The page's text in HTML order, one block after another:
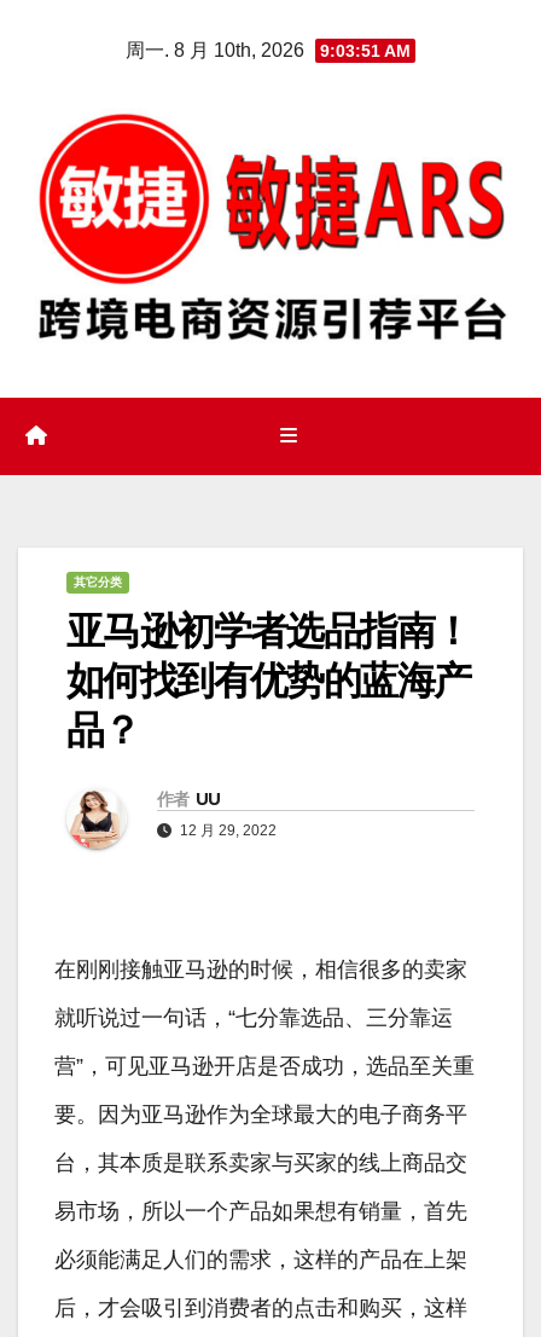
周一. 8 月 10th, 2026 9:03:52 AM
其它分类
亚马逊初学者选品指南！
如何找到有优势的蓝海产
品？
作者 UU
12 月 29, 2022
在刚刚接触亚马逊的时候，相信很多的卖家
就听说过一句话，“七分靠选品、三分靠运
营”，可见亚马逊开店是否成功，选品至关重
要。因为亚马逊作为全球最大的电子商务平
台，其本质是联系卖家与买家的线上商品交
易市场，所以一个产品如果想有销量，首先
必须能满足人们的需求，这样的产品在上架
后，才会吸引到消费者的点击和购买，这样